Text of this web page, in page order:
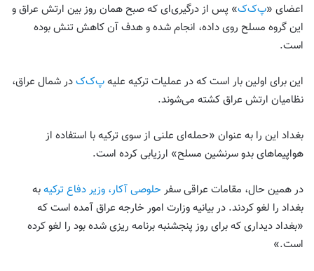
اعضای «پ‌ک‌ک» پس از درگیری‌ای که صبح همان روز بین ارتش عراق و
این گروه مسلح روی داده، انجام شده و هدف آن کاهش تنش بوده
است.
این برای اولین بار است که در عملیات ترکیه علیهپ‌ک‌کدر شمال عراق،
نظامیان ارتش عراق کشته می‌شوند.
بغداد این را به عنوان «حمله‌ای علنی از سوی ترکیه با استفاده از
هواپیماهای بدو سرنشین مسلح» ارزیابی کرده است.
در همین حال، مقامات عراقی سفرحلوصی آکار، وزیر دفاع ترکیهبه
بغداد را لغو کردند. در بیانیه وزارت امور خارجه عراق آمده است كه
«بغداد دیداری که برای روز پنجشنبه برنامه ریزی شده بود را لغو كرده
است.»